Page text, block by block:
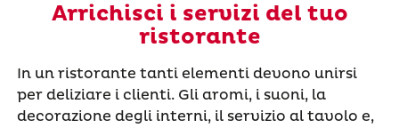
Arrichisci i servizi del tuo
ristorante
In un ristorante tanti elementi devono unirsi
per deliziare i clienti. Gli aromi, i suoni, la
decorazione degli interni, il servizio al tavolo e,